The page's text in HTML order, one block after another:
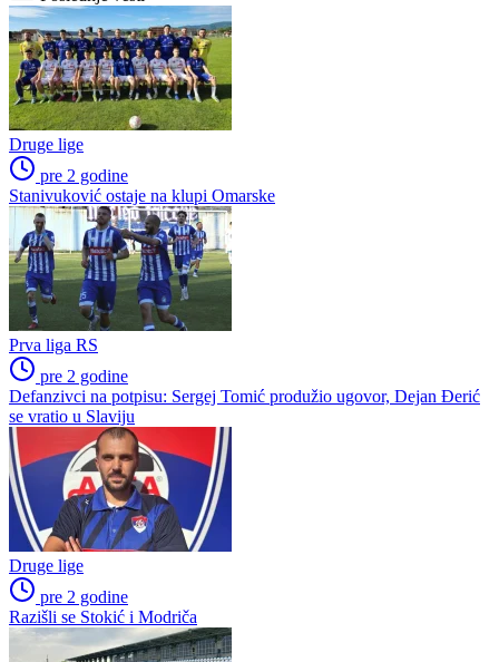
VIDEO: Navijači Torcide i
BBB-a se potukli kod
zagrebačkog aerodroma
Liga višeg ranga
Premijer liga BiH
Ostala takmičenja
Prva liga FBiH
Niži rang
Druga liga Republike Srpske – Zapad
Druga liga Republike Srpske – Istok
Poslednje vesti
Druge lige
pre 2 godine
Stanivuković ostaje na klupi Omarske